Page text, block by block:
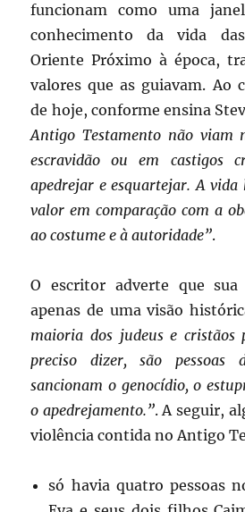
funcionam como uma
conhecimento da vida
Oriente Próximo à época,
valores que as guiavam. Ao
de hoje, conforme ensina
Antigo Testamento não viam
escravidão ou em castigos
apedrejar e esquartejar. A
valor em comparação com a
ao costume e à autoridade”.
O escritor adverte que sua
apenas de uma visão
maioria dos judeus e cristãos
preciso dizer, são pessoas
sancionam o genocídio, o
o apedrejamento.”. A seguir,
violência contida no Antigo
só havia quatro pessoas